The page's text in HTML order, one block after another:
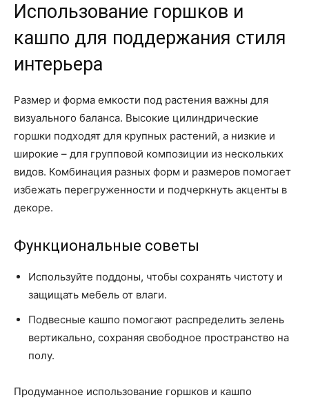
Использование горшков и
кашпо для поддержания стиля
интерьера
Размер и форма емкости под растения важны для
визуального баланса. Высокие цилиндрические
горшки подходят для крупных растений, а низкие и
широкие – для групповой композиции из нескольких
видов. Комбинация разных форм и размеров помогает
избежать перегруженности и подчеркнуть акценты в
декоре.
Функциональные советы
Используйте поддоны, чтобы сохранять чистоту и
защищать мебель от влаги.
Подвесные кашпо помогают распределить зелень
вертикально, сохраняя свободное пространство на
полу.
Продуманное использование горшков и кашпо